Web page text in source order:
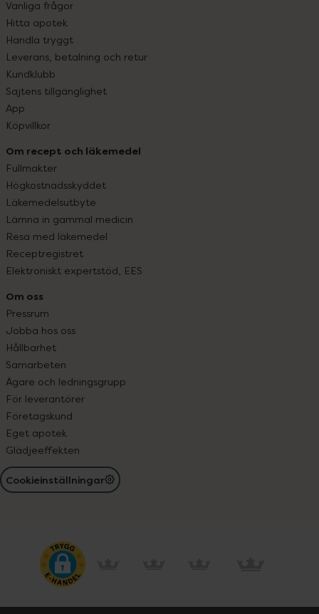
Vanliga frågor
Hitta apotek
Handla tryggt
Leverans, betalning och retur
Kundklubb
Sajtens tillgänglighet
App
Köpvillkor
Om recept och läkemedel
Fullmakter
Högkostnadsskyddet
Läkemedelsutbyte
Lämna in gammal medicin
Resa med läkemedel
Receptregistret
Elektroniskt expertstöd, EES
Om oss
Pressrum
Jobba hos oss
Hållbarhet
Samarbeten
Ägare och ledningsgrupp
För leverantörer
Företagskund
Eget apotek
Glädjeeffekten
Cookieinställningar